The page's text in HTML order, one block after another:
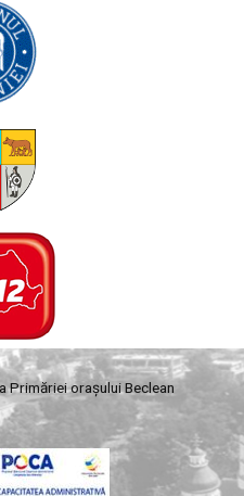
Primăriei orașului Beclean